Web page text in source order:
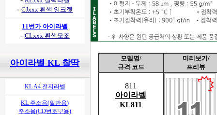
-CJxxx 흰색 잉크젯
11번가 아이라벨
- CLxxx 흰색모조
아이라벨 KL 찰딱
KL A4 전지라벨
KL 주소용(일반용)
주소용(CD번호부용)
모델명/
규격 코드
미리보기/
프리뷰
811
아이라벨
KL811